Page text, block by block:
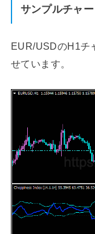
サンプルチャ
EUR/USDのH1チ
せています。